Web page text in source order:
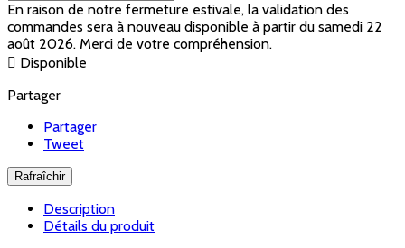
En raison de notre fermeture estivale, la validation des
commandes sera à nouveau disponible à partir du samedi 22
août 2026. Merci de votre compréhension.
 Disponible
Partager
Partager
Tweet
Description
Détails du produit